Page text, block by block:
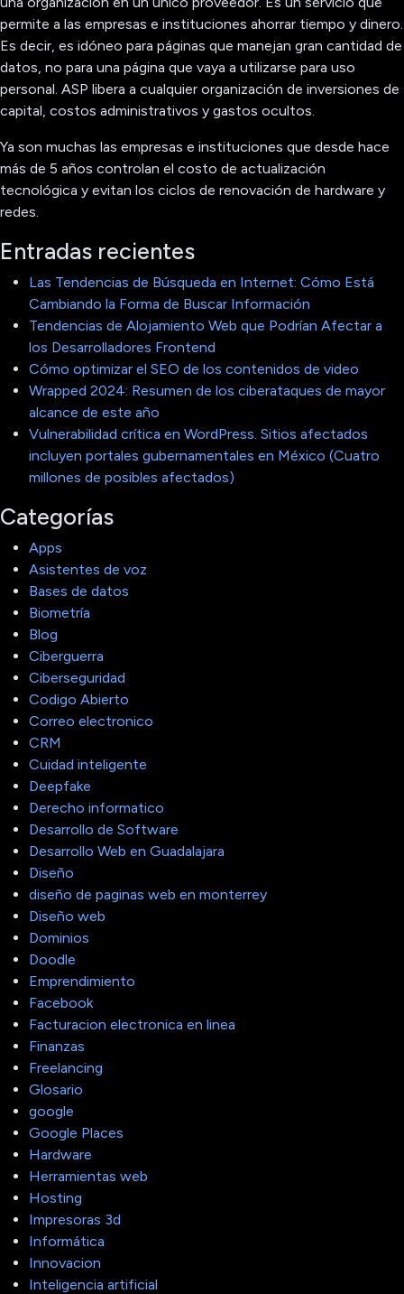
permite a las empresas e instituciones ahorrar tiempo y dinero.
Es decir, es idóneo para páginas que manejan gran cantidad de
datos, no para una página que vaya a utilizarse para uso
personal. ASP libera a cualquier organización de inversiones de
capital, costos administrativos y gastos ocultos.
Ya son muchas las empresas e instituciones que desde hace
más de 5 años controlan el costo de actualización
tecnológica y evitan los ciclos de renovación de hardware y
redes.
Entradas recientes
Las Tendencias de Búsqueda en Internet: Cómo Está
Cambiando la Forma de Buscar Información
Tendencias de Alojamiento Web que Podrían Afectar a
los Desarrolladores Frontend
Cómo optimizar el SEO de los contenidos de video
Wrapped 2024: Resumen de los ciberataques de mayor
alcance de este año
Vulnerabilidad crítica en WordPress. Sitios afectados
incluyen portales gubernamentales en México (Cuatro
millones de posibles afectados)
Categorías
Apps
Asistentes de voz
Bases de datos
Biometría
Blog
Ciberguerra
Ciberseguridad
Codigo Abierto
Correo electronico
CRM
Cuidad inteligente
Deepfake
Derecho informatico
Desarrollo de Software
Desarrollo Web en Guadalajara
Diseño
diseño de paginas web en monterrey
Diseño web
Dominios
Doodle
Emprendimiento
Facebook
Facturacion electronica en linea
Finanzas
Freelancing
Glosario
google
Google Places
Hardware
Herramientas web
Hosting
Impresoras 3d
Informática
Innovacion
Inteligencia artificial